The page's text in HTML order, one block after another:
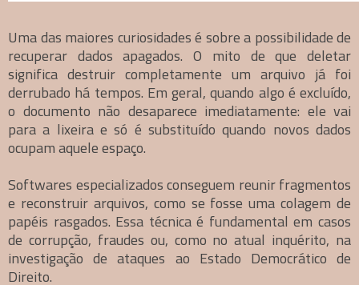
Uma das maiores curiosidades é sobre a possibilidade de
recuperar dados apagados. O mito de que deletar
significa destruir completamente um arquivo já foi
derrubado há tempos. Em geral, quando algo é excluído,
o documento não desaparece imediatamente: ele vai
para a lixeira e só é substituído quando novos dados
ocupam aquele espaço.
Softwares especializados conseguem reunir fragmentos
e reconstruir arquivos, como se fosse uma colagem de
papéis rasgados. Essa técnica é fundamental em casos
de corrupção, fraudes ou, como no atual inquérito, na
investigação de ataques ao Estado Democrático de
Direito.